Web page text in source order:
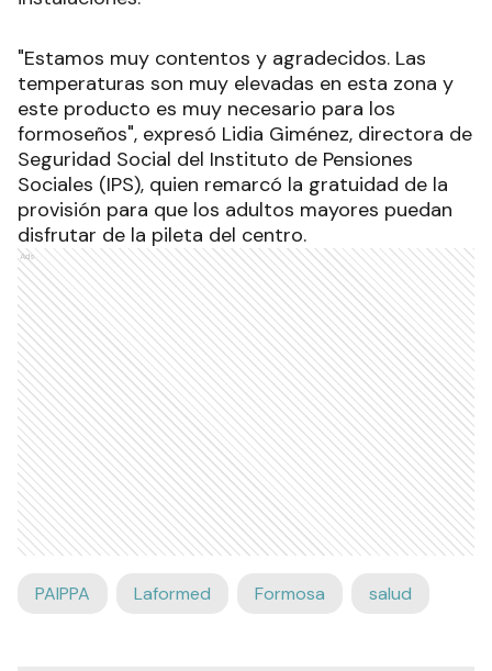
"Estamos muy contentos y agradecidos. Las
temperaturas son muy elevadas en esta zona y
este producto es muy necesario para los
formoseños", expresó Lidia Giménez, directora de
Seguridad Social del Instituto de Pensiones
Sociales (IPS), quien remarcó la gratuidad de la
provisión para que los adultos mayores puedan
disfrutar de la pileta del centro.
Ads
PAIPPA Laformed Formosa salud